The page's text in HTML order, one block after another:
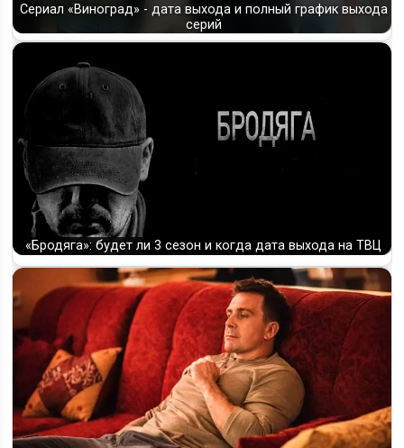
Сериал «Виноград» - дата выхода и полный график выхода
серий
«Бродяга»: будет ли 3 сезон и когда дата выхода на ТВЦ